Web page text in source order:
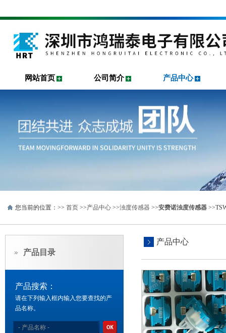
网站首页 公司简介 产品中心
您当前的位置：>> 首页 >>产品中心 >>浊度传感器 >>安费诺浊度传感器
产品目录
产品搜索：
请在下列输入框内输入您要查找的产
品名称。
产品中心